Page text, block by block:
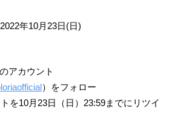
年10月23日(日)
アカウント
）をフォロー
を10月23日（日）23:59までにリツイ